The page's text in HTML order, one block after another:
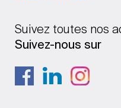
Suivez toutes nos
Suivez-nous sur